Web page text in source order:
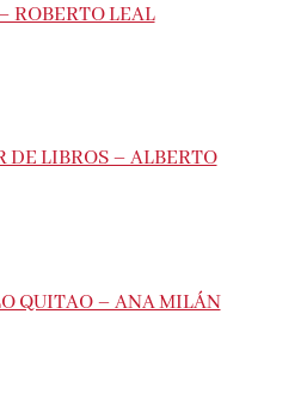
ROBERTO LEAL
DE LIBROS – ALBERTO
QUITAO – ANA MILÁN